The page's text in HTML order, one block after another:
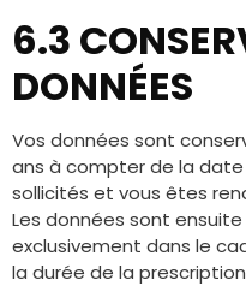
6.3
DONNÉES
Vos données sont
ans à compter de la date
sollicités et vous êtes
Les données sont
exclusivement dans le
la durée de la